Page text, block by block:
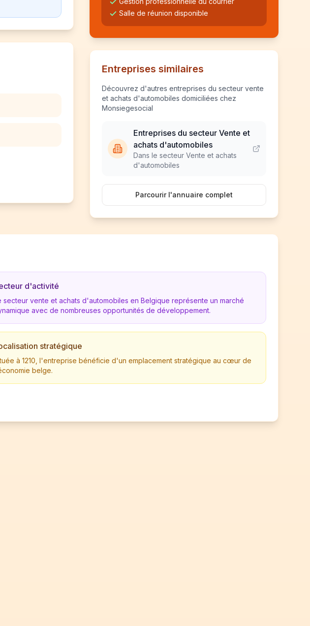
Salle de réunion disponible
Entreprises similaires
Découvrez d'autres entreprises du secteur vente
et achats d'automobiles domiciliées chez
Monsiegesocial
Entreprises du secteur Vente et
achats d'automobiles
Dans le secteur Vente et achats
d'automobiles
Parcourir l'annuaire complet
d'activité
secteur vente et achats d'automobiles en Belgique représente un marché
avec de nombreuses opportunités de développement.
stratégique
à 1210, l'entreprise bénéficie d'un emplacement stratégique au cœur de
belge.